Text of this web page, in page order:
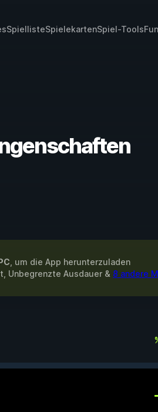
SpiellisteSpielekartenSpiel-Tools
, um die App herunterzuladen
Unbegrenzte Ausdauer & 8 andere